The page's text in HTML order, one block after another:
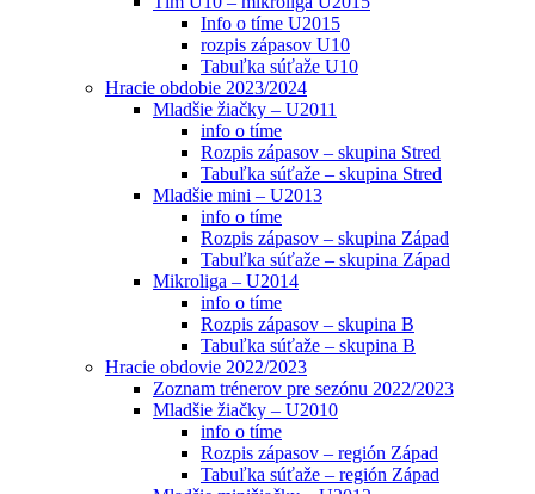
Info o tíme U2015
rozpis zápasov U10
Tabuľka súťaže U10
Hracie obdobie 2023/2024
Mladšie žiačky – U2011
info o tíme
Rozpis zápasov – skupina Stred
Tabuľka súťaže – skupina Stred
Mladšie mini – U2013
info o tíme
Rozpis zápasov – skupina Západ
Tabuľka súťaže – skupina Západ
Mikroliga – U2014
info o tíme
Rozpis zápasov – skupina B
Tabuľka súťaže – skupina B
Hracie obdovie 2022/2023
Zoznam trénerov pre sezónu 2022/2023
Mladšie žiačky – U2010
info o tíme
Rozpis zápasov – región Západ
Tabuľka súťaže – región Západ